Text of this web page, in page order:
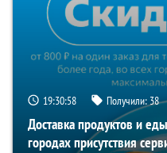
19:30:57 Получили:38
Доставка продуктов и
городах присутствия